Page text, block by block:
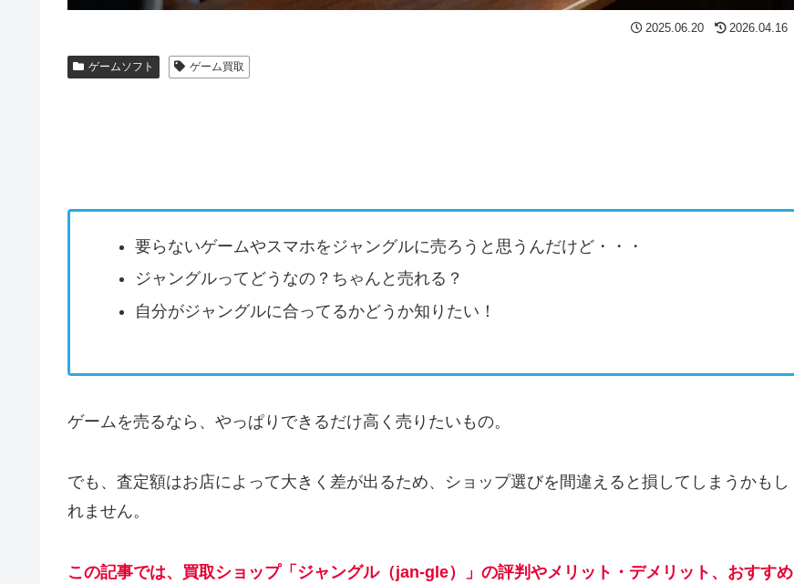
2025.06.20 2026.04.16
ゲームソフト ゲーム買取
要らないゲームやスマホをジャングルに売ろうと思うんだけど・・・
ジャングルってどうなの？ちゃんと売れる？
自分がジャングルに合ってるかどうか知りたい！
ゲームを売るなら、やっぱりできるだけ高く売りたいもの。
でも、査定額はお店によって大きく差が出るため、ショップ選びを間違えると損してしまうかもし
れません。
この記事では、買取ショップ「ジャングル（jan-gle）」の評判やメリット・デメリット、おすすめ